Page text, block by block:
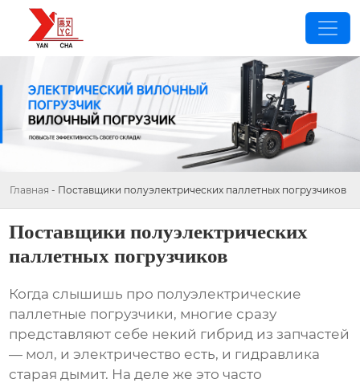
Главная - Поставщики полуэлектрических паллетных погрузчиков
Поставщики полуэлектрических
паллетных погрузчиков
Когда слышишь про полуэлектрические
паллетные погрузчики, многие сразу
представляют себе некий гибрид из запчастей
— мол, и электричество есть, и гидравлика
старая дымит. На деле же это часто